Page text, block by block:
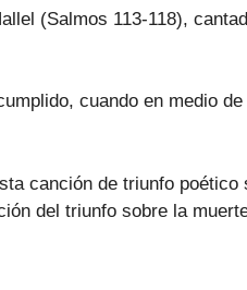
(Salmos 113-118),
cuando en medio
canción de triunfo
del triunfo sobre la